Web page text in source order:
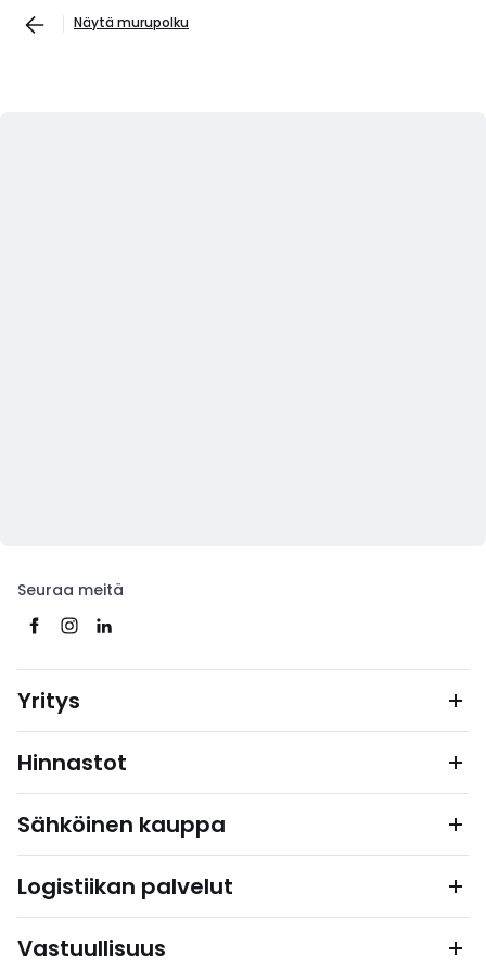
Näytä murupolku
Seuraa meitä
Yritys
Hinnastot
Sähköinen kauppa
Logistiikan palvelut
Vastuullisuus